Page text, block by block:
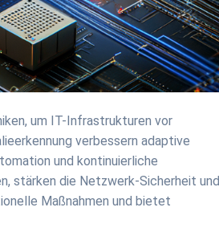
um IT-Infrastrukturen vor
verbessern adaptive
und kontinuierliche
stärken die Netzwerk-Sicherheit und
Maßnahmen und bietet